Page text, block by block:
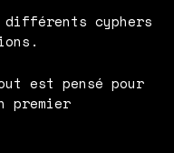
différents cyphers
est pensé pour
premier